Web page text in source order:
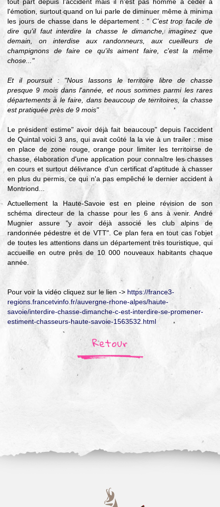
l'émotion, surtout quand on lui parle de diminuer même à minima
les jours de chasse dans le département : " C'est trop facile de
dire qu'il faut interdire la chasse le dimanche, imaginez que
demain, on interdise aux randonneurs, aux cueilleurs de
champignons de faire ce qu'ils aiment faire, c'est la même
chose..."
Et il poursuit : "Nous lassons le territoire libre de chasse
presque 9 mois dans l'année, et nous sommes parmi les rares
départements à le faire, dans beaucoup de territoires, la chasse
est pratiquée près de 9 mois"
Le président estime" avoir déjà fait beaucoup" depuis l'accident
de Quintal voici 3 ans, qui avait coûté la la vie à un trailer : mise
en place de zone rouge, orange pour limiter les territoirse de
chasse, élaboration d'une application pour connaître les chasses
en cours et surtout délivrance d'un certificat d'aptitude à chasser
en plus du permis, ce qui n'a pas empêché le dernier accident à
Montriond...
Actuellement la Haute-Savoie est en pleine révision de son
schéma directeur de la chasse pour les 6 ans à venir. André
Mugnier assure "y avoir déjà associé les club alpins de
randonnée pédestre et de VTT". Ce plan fera en tout cas l'objet
de toutes les attentions dans un département très touristique, qui
accueille en outre près de 10 000 nouveaux habitants chaque
année.
Pour voir la vidéo cliquez sur le lien -> https://france3-
regions.francetvinfo.fr/auvergne-rhone-alpes/haute-
savoie/interdire-chasse-dimanche-c-est-interdire-se-promener-
estiment-chasseurs-haute-savoie-1563532.html
Retour